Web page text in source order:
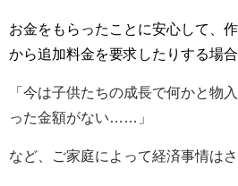
お金をもらったことに安心して、
から追加料金を要求したりする場
「今は子供たちの成長で何かと物
った金額がない……」
など、ご家庭によって経済事情はさ